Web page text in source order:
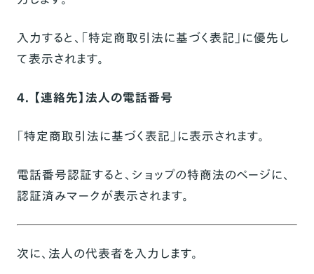
入力すると、「特定商取引法に基づく表記」に優先し
て表示されます。
4. 【連絡先】法人の電話番号
「特定商取引法に基づく表記」に表示されます。
電話番号認証すると、ショップの特商法のページに、
認証済みマークが表示されます。
次に、法人の代表者を入力します。